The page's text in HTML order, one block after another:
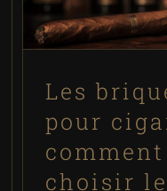
allumettes
?
Les
pour
comment
choisir le